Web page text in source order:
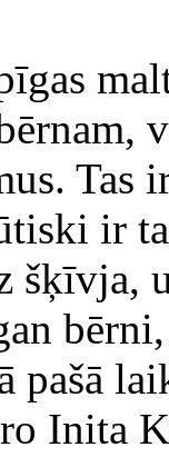
Tas
ir
šķīvja,
pašā
Inita